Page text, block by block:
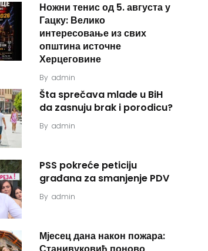
Ножни тенис од 5. августа у
Гацку: Велико
интересовање из свих
општина источне
Херцеговине
By admin
Šta sprečava mlade u BiH
da zasnuju brak i porodicu?
By admin
PSS pokreće peticiju
građana za smanjenje PDV
By admin
Мјесец дана након пожара: